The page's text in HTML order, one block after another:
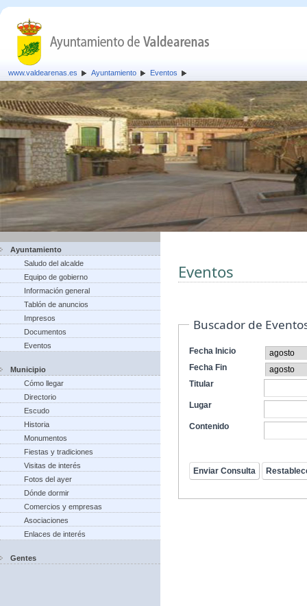
www.valdearenas.es Ayuntamiento Eventos
Ayuntamiento
Saludo del alcalde
Equipo de gobierno
Información general
Tablón de anuncios
Impresos
Documentos
Eventos
Municipio
Cómo llegar
Directorio
Escudo
Historia
Monumentos
Fiestas y tradiciones
Visitas de interés
Fotos del ayer
Dónde dormir
Comercios y empresas
Asociaciones
Enlaces de interés
Gentes
Eventos
Buscador de
Fecha Inicio
Fecha Fin
Titular
Lugar
Contenido